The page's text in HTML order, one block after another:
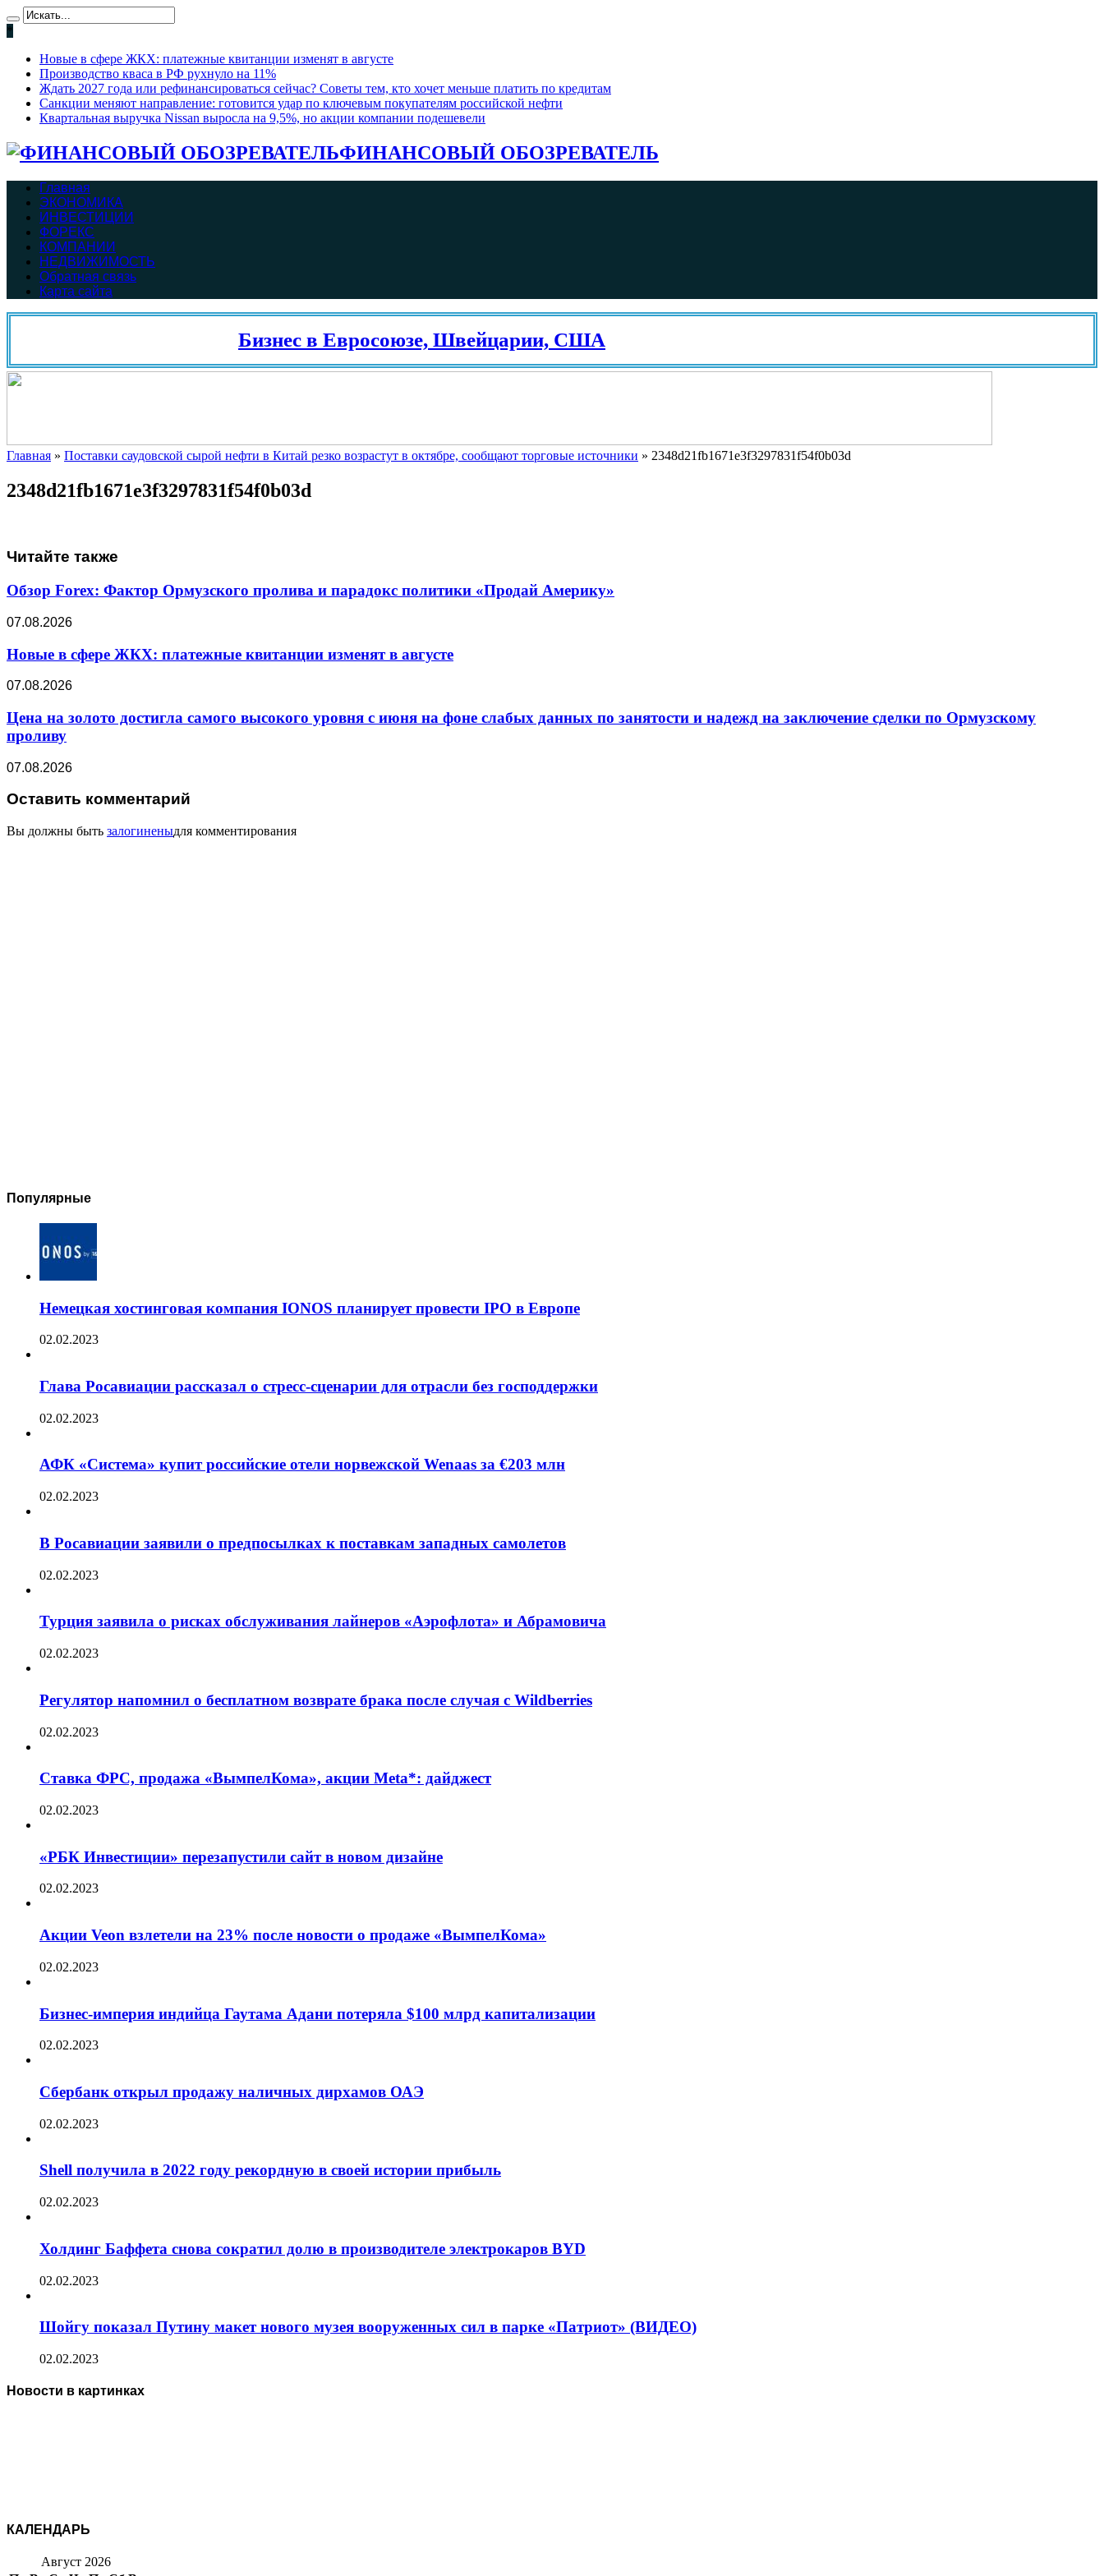
*
Новые в сфере ЖКХ: платежные квитанции изменят в августе
Производство кваса в РФ рухнуло на 11%
Ждать 2027 года или рефинансироваться сейчас? Советы тем, кто хочет меньше платить по кредитам
Санкции меняют направление: готовится удар по ключевым покупателям российской нефти
Квартальная выручка Nissan выросла на 9,5%, но акции компании подешевели
ФИНАНСОВЫЙ ОБОЗРЕВАТЕЛЬ
Главная
ЭКОНОМИКА
ИНВЕСТИЦИИ
ФОРЕКС
КОМПАНИИ
НЕДВИЖИМОСТЬ
Обратная связь
Карта сайта
Бизнес в Евросоюзе, Швейцарии, США
Главная » Поставки саудовской сырой нефти в Китай резко возрастут в октябре, сообщают торговые источники » 2348d21fb1671e3f3297831f54f0b03d
2348d21fb1671e3f3297831f54f0b03d
Читайте также
Обзор Forex: Фактор Ормузского пролива и парадокс политики «Продай Америку»
07.08.2026
Новые в сфере ЖКХ: платежные квитанции изменят в августе
07.08.2026
Цена на золото достигла самого высокого уровня с июня на фоне слабых данных по занятости и надежд на заключение сделки по Ормузскому
проливу
07.08.2026
Оставить комментарий
Вы должны быть залогиненыдля комментирования
Популярные
Немецкая хостинговая компания IONOS планирует провести IPO в Европе
02.02.2023
Глава Росавиации рассказал о стресс-сценарии для отрасли без господдержки
02.02.2023
АФК «Система» купит российские отели норвежской Wenaas за €203 млн
02.02.2023
В Росавиации заявили о предпосылках к поставкам западных самолетов
02.02.2023
Турция заявила о рисках обслуживания лайнеров «Аэрофлота» и Абрамовича
02.02.2023
Регулятор напомнил о бесплатном возврате брака после случая с Wildberries
02.02.2023
Ставка ФРС, продажа «ВымпелКома», акции Meta*: дайджест
02.02.2023
«РБК Инвестиции» перезапустили сайт в новом дизайне
02.02.2023
Акции Veon взлетели на 23% после новости о продаже «ВымпелКома»
02.02.2023
Бизнес-империя индийца Гаутама Адани потеряла $100 млрд капитализации
02.02.2023
Сбербанк открыл продажу наличных дирхамов ОАЭ
02.02.2023
Shell получила в 2022 году рекордную в своей истории прибыль
02.02.2023
Холдинг Баффета снова сократил долю в производителе электрокаров BYD
02.02.2023
Шойгу показал Путину макет нового музея вооруженных сил в парке «Патриот» (ВИДЕО)
02.02.2023
Новости в картинках
КАЛЕНДАРЬ
Август 2026